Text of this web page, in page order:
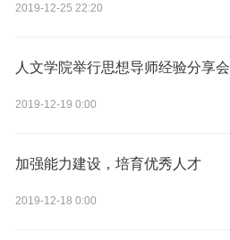
2019-12-25 22:20
人文学院举行思想导师经验分享会
2019-12-19 0:00
加强能力建设，培育优秀人才
2019-12-18 0:00